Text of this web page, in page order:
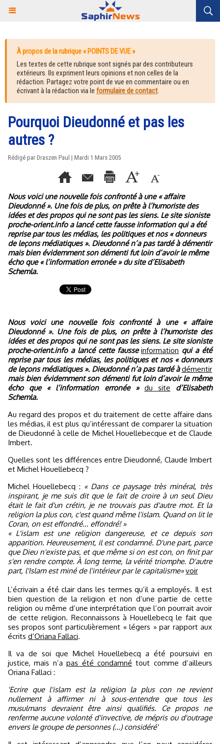
À propos de la rubrique « POINTS DE VUE »
Les textes de cette rubrique sont signés par des contributeurs
extérieurs. Ils expriment leurs opinions et non celles de la
rédaction. Partagez votre point de vue en commentaire ou en
écrivant à la rédaction via le formulaire de contact.
Pourquoi Dieudonné et pas les
autres ?
Rédigé par Draszen Paul | Mardi 1 Mars 2005
Nous voici une nouvelle fois confronté à une « affaire
Dieudonné ». Une fois de plus, on prête à l’humoriste des
idées et des propos qui ne sont pas les siens. Le site sioniste
proche-orient.info a lancé cette fausse information qui a été
reprise par tous les médias, les politiques et nos « donneurs
de leçons médiatiques ». Dieudonné n’a pas tardé à démentir
mais bien évidemment son démenti fut loin d’avoir le même
écho que « l’information erronée » du site d’Elisabeth
Schemla.
Nous voici une nouvelle fois confronté à une « affaire
Dieudonné ». Une fois de plus, on prête à l’humoriste des
idées et des propos qui ne sont pas les siens. Le site sioniste
proche-orient.info a lancé cette fausseinformation qui a été
reprise par tous les médias, les politiques et nos « donneurs
de leçons médiatiques ». Dieudonné n’a pas tardé àdémentir
mais bien évidemment son démenti fut loin d’avoir le même
écho que « l’information erronée » du site d’Elisabeth
Schemla.
Au regard des propos et du traitement de cette affaire dans
les médias, il est plus qu’intéressant de comparer la situation
de Dieudonné à celle de Michel Houellebecque et de Claude
Imbert.
Quelles sont les différences entre Dieudonné, Claude Imbert
et Michel Houellebecq ?
Michel Houellebecq : « Dans ce paysage très minéral, très
inspirant, je me suis dit que le fait de croire à un seul Dieu
était le fait d'un crétin, je ne trouvais pas d'autre mot. Et la
religion la plus con, c'est quand même l'islam. Quand on lit le
Coran, on est effondré... effondré! »
« L'islam est une religion dangereuse, et ce depuis son
apparition. Heureusement, il est condamné. D'une part, parce
que Dieu n'existe pas, et que même si on est con, on finit par
s'en rendre compte. À long terme, la vérité triomphe. D'autre
part, l'Islam est miné de l'intérieur par le capitalisme»voir
L’écrivain a été clair dans les termes qu’il a employés. Il est
bien question de la religion et non d’une partie de cette
religion ou même d’une interprétation que l’on pourrait avoir
de cette religion. Reconnaissons à Houellebecq le fait que
ses propos sont particulièrement « légers » par rapport aux
écrits d’Oriana Fallaci.
Il va de soi que Michel Houellebecq a été poursuivi en
justice, mais n’apas été condamné tout comme d’ailleurs
Oriana Fallaci :
'Ecrire que l'islam est la religion la plus con ne revient
nullement à affirmer ni à sous-entendre que tous les
musulmans devraient être ainsi qualifiés. Ce propos ne
renferme aucune volonté d'invective, de mépris ou d'outrage
envers le groupe de personnes (...) considéré'